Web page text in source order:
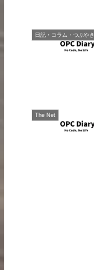
日記・コラム・つぶやき
The Net